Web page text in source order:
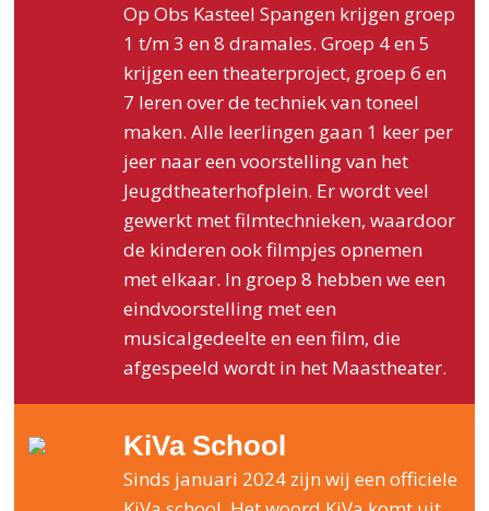
Op Obs Kasteel Spangen krijgen groep
1 t/m 3 en 8 dramales. Groep 4 en 5
krijgen een theaterproject, groep 6 en
7 leren over de techniek van toneel
maken. Alle leerlingen gaan 1 keer per
jeer naar een voorstelling van het
Jeugdtheaterhofplein. Er wordt veel
gewerkt met filmtechnieken, waardoor
de kinderen ook filmpjes opnemen
met elkaar. In groep 8 hebben we een
eindvoorstelling met een
musicalgedeelte en een film, die
afgespeeld wordt in het Maastheater.
KiVa School
Sinds januari 2024 zijn wij een officiele